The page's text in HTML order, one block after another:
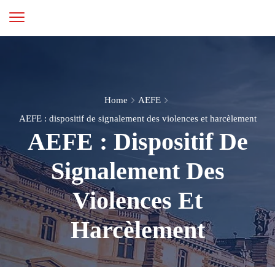
Home
AEFE
AEFE : dispositif de signalement des violences et harcèlement
AEFE : Dispositif De
Signalement Des
Violences Et
Harcèlement